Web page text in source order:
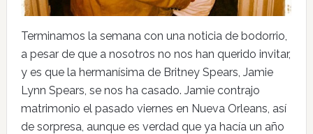
Terminamos la semana con una noticia de bodorrio,
a pesar de que a nosotros no nos han querido invitar,
y es que la hermanísima de Britney Spears, Jamie
Lynn Spears, se nos ha casado. Jamie contrajo
matrimonio el pasado viernes en Nueva Orleans, así
de sorpresa, aunque es verdad que ya hacía un año